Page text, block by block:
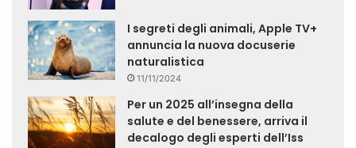
I segreti degli animali, Apple TV+
annuncia la nuova docuserie
naturalistica
11/11/2024
Per un 2025 all’insegna della
salute e del benessere, arriva il
decalogo degli esperti dell’Iss